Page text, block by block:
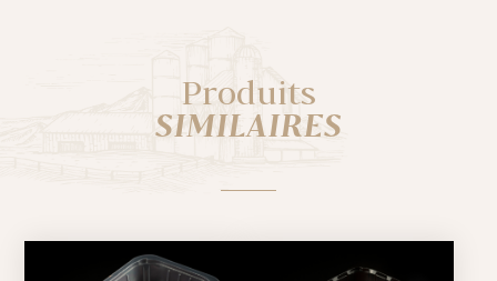
Produits
SIMILAIRES